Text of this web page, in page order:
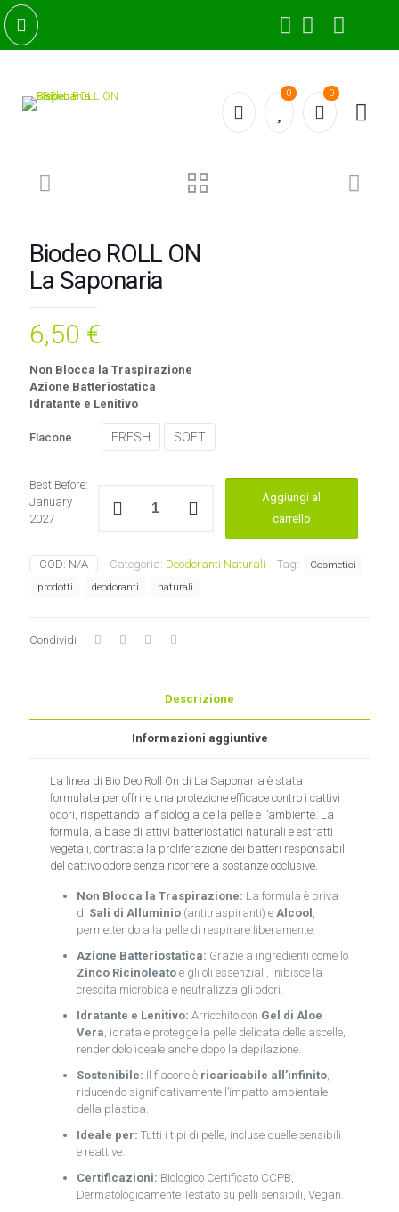
0 0
Biodeo ROLL ON
La Saponaria
6,50 €
Non Blocca la Traspirazione
Azione Batteriostatica
Idratante e Lenitivo
Flacone FRESH SOFT
Best Before:
January
2027
Saponaria
Aggiungi al
carrello
COD: N/A Categoria: Deodoranti Naturali Tag:
Cosmetici
prodotti
deodoranti naturali
Condividi
Descrizione
Informazioni aggiuntive
La linea di Bio Deo Roll On di La Saponaria è stata
formulata per offrire una protezione efficace contro i cattivi
odori, rispettando la fisiologia della pelle e l’ambiente. La
formula, a base di attivi batteriostatici naturali e estratti
vegetali, contrasta la proliferazione dei batteri responsabili
del cattivo odore senza ricorrere a sostanze occlusive.
Non Blocca la Traspirazione: La formula è priva
di Sali di Alluminio (antitraspiranti) eAlcool ,
permettendo alla pelle di respirare liberamente.
Azione Batteriostatica: Grazie a ingredienti come lo
Zinco Ricinoleato e gli oli essenziali, inibisce la
crescita microbica e neutralizza gli odori.
Idratante e Lenitivo: Arricchito con Gel di Aloe
Vera, idrata e protegge la pelle delicata delle ascelle,
rendendolo ideale anche dopo la depilazione.
Sostenibile: Il flacone è ricaricabile all’infinito,
riducendo significativamente l’impatto ambientale
della plastica.
Ideale per: Tutti i tipi di pelle, incluse quelle sensibili
e reattive.
Certificazioni: Biologico Certificato CCPB,
Dermatologicamente Testato su pelli sensibili, Vegan.